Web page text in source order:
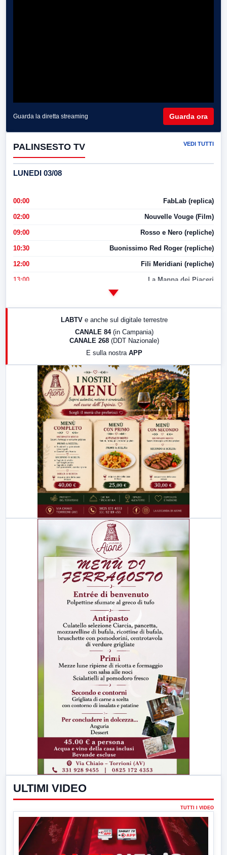
Guarda la diretta streaming Guarda ora
PALINSESTO TV VEDI TUTTI
LUNEDI 03/08
00:00 FabLab (replica)
02:00 Nouvelle Vouge (Film)
09:00 Rosso e Nero (repliche)
10:30 Buonissimo Red Roger (repliche)
12:00 Fili Meridiani (repliche)
13:00 La Mappa dei Piaceri
LabNews (replica)
LABTV e anche sul digitale terrestre
CANALE 84 (in Campania)
CANALE 268 (DDT Nazionale)
E sulla nostra APP
ULTIMI VIDEO
TUTTI I VIDEO